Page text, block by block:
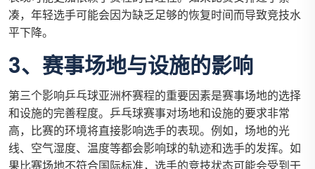
凑，年轻选手可能会因为缺乏足够的恢复时间而导致竞技水
平下降。
3、赛事场地与设施的影响
第三个影响乒乓球亚洲杯赛程的重要因素是赛事场地的选择
和设施的完善程度。乒乓球赛事对场地和设施的要求非常
高，比赛的环境将直接影响选手的表现。例如，场地的光
线、空气湿度、温度等都会影响球的轨迹和选手的发挥。如